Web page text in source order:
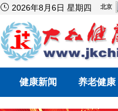
 2026年8月6日 星期四
健康新闻 养老健康